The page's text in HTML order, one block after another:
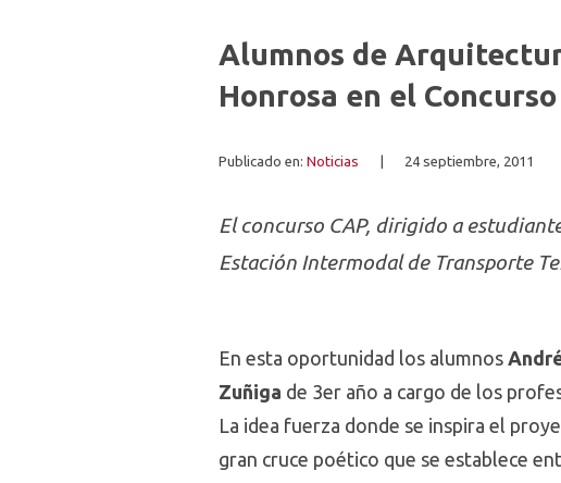
Alumnos de
Honrosa en el Concurso
Publicado en: Noticias 24 septiembre, 2011
El concurso CAP, dirigido a
Estación Intermodal de Transporte
En esta oportunidad los alumnos
Zuñiga de 3er año a cargo de los
La idea fuerza donde se inspira el
gran cruce poético que se establece